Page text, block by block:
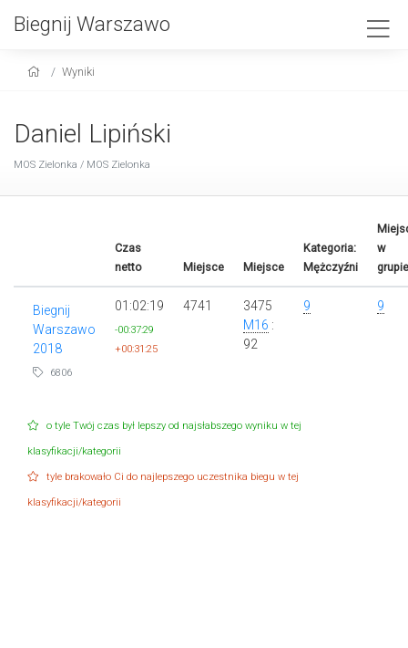
Biegnij Warszawo
Wyniki
Daniel Lipiński
MOS Zielonka / MOS Zielonka
Czas
netto
Miejsce Miejsce
Kategoria:
Mężczyźni
w
grupie
Biegnij
Warszawo
2018
6806
01:02:19
-00:37:29
+00:31:25
4741
3475
M16 :
92
9 9
o tyle Twój czas był lepszy od najsłabszego wyniku w tej
klasyfikacji/kategorii
tyle brakowało Ci do najlepszego uczestnika biegu w tej
klasyfikacji/kategorii